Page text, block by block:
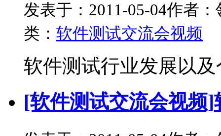
发表于：2011-05-04作者：
类： 软件测试交流会视频
软件测试行业发展以
[软件测试交流会视频]